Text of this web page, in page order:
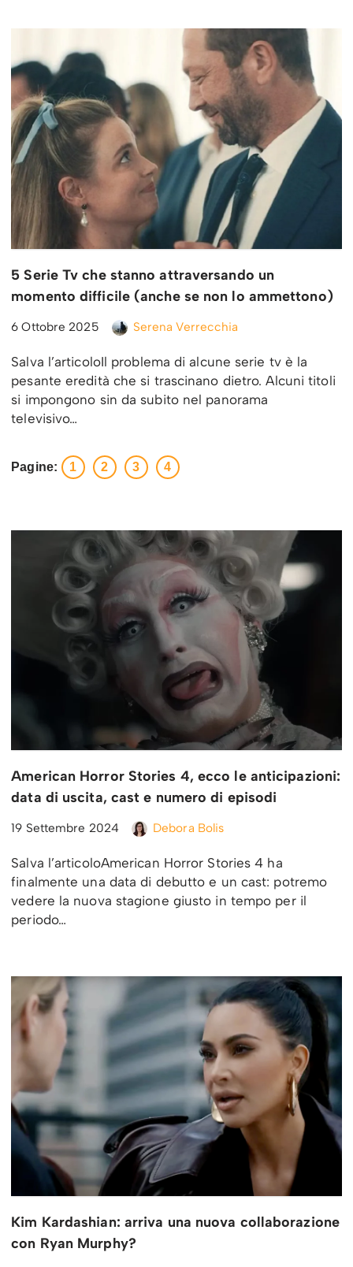
5 Serie Tv che stanno attraversando un
momento difficile (anche se non lo ammettono)
6 Ottobre 2025 Serena Verrecchia
Salva l’articoloIl problema di alcune serie tv è la
pesante eredità che si trascinano dietro. Alcuni titoli
si impongono sin da subito nel panorama
televisivo…
Pagine: 1 2 3 4
American Horror Stories 4, ecco le anticipazioni:
data di uscita, cast e numero di episodi
19 Settembre 2024 Debora Bolis
Salva l’articoloAmerican Horror Stories 4 ha
finalmente una data di debutto e un cast: potremo
vedere la nuova stagione giusto in tempo per il
periodo…
Kim Kardashian: arriva una nuova collaborazione
con Ryan Murphy?